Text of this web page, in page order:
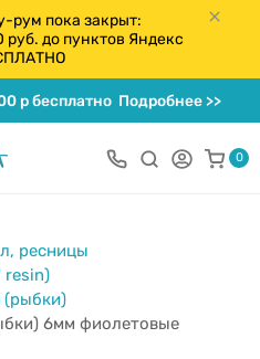
пока закрыт:
руб. до пунктов Яндекс
р бесплатноПодробнее >>
0
ресницы
resin)
6мм фиолетовые